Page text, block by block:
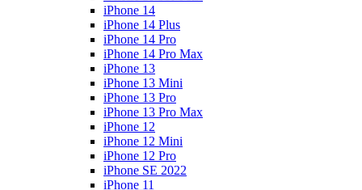
iPhone 14
iPhone 14 Plus
iPhone 14 Pro
iPhone 14 Pro Max
iPhone 13
iPhone 13 Mini
iPhone 13 Pro
iPhone 13 Pro Max
iPhone 12
iPhone 12 Mini
iPhone 12 Pro
iPhone SE 2022
iPhone 11